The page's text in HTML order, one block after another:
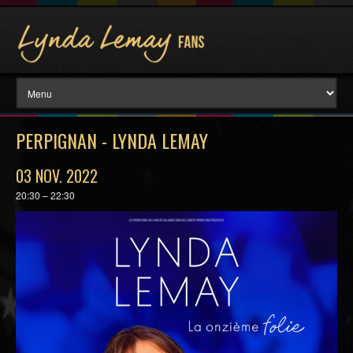
PERPIGNAN - LYNDA LEMAY
03 NOV. 2022
20:30 – 22:30